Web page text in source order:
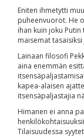
Eniten ihmetytti
puheenvuorot. He
ihan kuin joku
maisemat
Lainaan filosofi
aina enemmän
kapea-alaisen
itsensäpaljastajia
Himanen ei anna
Tilaisuudessa